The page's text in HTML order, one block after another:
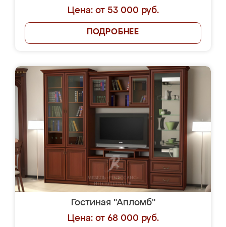
Цена: от 53 000 руб.
ПОДРОБНЕЕ
Гостиная "Апломб"
Цена: от 68 000 руб.